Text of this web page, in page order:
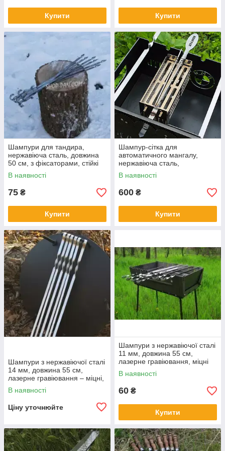
Купити Купити
Шампури для тандира,
нержавіюча сталь, довжина
50 см, з фіксаторами, стійкі
до високих температур
В наявності
75 ₴
Купити
Шампур-сітка для
автоматичного мангалу,
нержавіюча сталь,
компактний гриль-аксесуар
для м'яса, риби, овочів
В наявності
600 ₴
Купити
Шампури з нержавіючої сталі
14 мм, довжина 55 см,
лазерне гравіювання – міцні,
жаростійкі, зручні для
мангала та гриля
В наявності
Ціну уточнюйте
Шампури з нержавіючої сталі
11 мм, довжина 55 см,
лазерне гравіювання, міцні
та довговічні для мангалу і
грилю
В наявності
60 ₴
Купити